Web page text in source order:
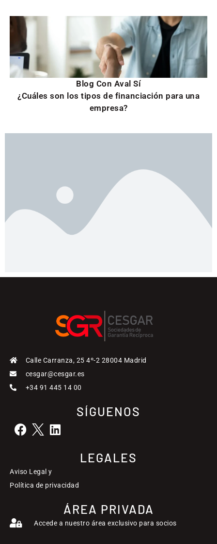
Blog Con Aval Sí
¿Cuáles son los tipos de financiación para una
empresa?
Calle Carranza, 25 4º-2 28004 Madrid
cesgar@cesgar.es
+34 91 445 14 00
SÍGUENOS
LEGALES
Aviso Legal y
Política de privacidad
ÁREA PRIVADA
Accede a nuestro área exclusivo para socios